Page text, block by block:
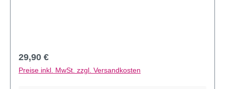
Regulärer Preis:
29,90 €
Preise inkl. MwSt. zzgl. Versandkosten